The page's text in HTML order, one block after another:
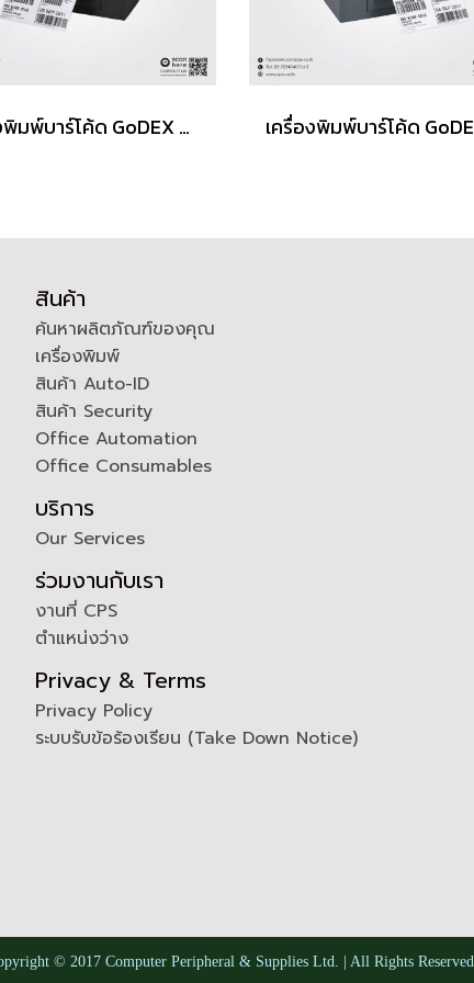
เครื่องพิมพ์บาร์โค้ด GoDEX G500+ Desktop Barcode Printer
สินค้า
ค้นหาผลิตภัณฑ์ของคุณ
เครื่องพิมพ์
สินค้า Auto-ID
สินค้า Security
Office Automation
Office Consumables
บริการ
Our Services
ร่วมงานกับเรา
งานที่ CPS
ตำแหน่งว่าง
Privacy & Terms
Privacy Policy
ระบบรับข้อร้องเรียน (Take Down Notice)
© 2017 Computer Peripheral & Supplies Ltd. | All Rights Reserved.